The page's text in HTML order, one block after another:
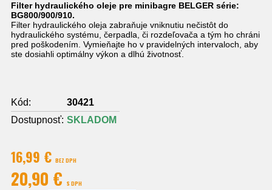
Filter hydraulického oleje pre minibagre BELGER série:
BG800/900/910.
Filter hydraulického oleja zabraňuje vniknutiu nečistôt do
hydraulického systému, čerpadla, či rozdeľovača a tým ho chráni
pred poškodením. Vymieňajte ho v pravidelných intervaloch, aby
ste dosiahli optimálny výkon a dlhú životnosť.
Kód:
30421
Dostupnosť: SKLADOM
16,99 € BEZ DPH
20,90 € S DPH